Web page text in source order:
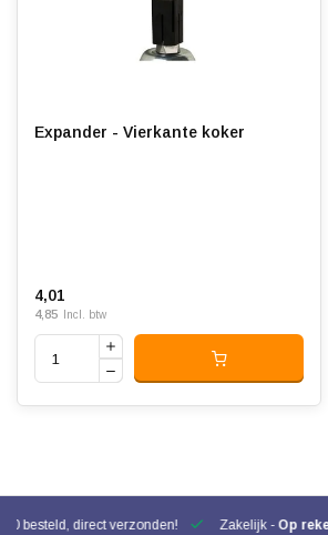
Expander - Vierkante koker
4,01
4,85 Incl. btw
besteld, direct verzonden! Zakelijk - Op